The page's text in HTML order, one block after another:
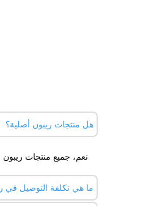
هل منتجات ريبون أصلية؟
نعم، جميع منتجات ريبون
ما هي تكلفة التوصيل في